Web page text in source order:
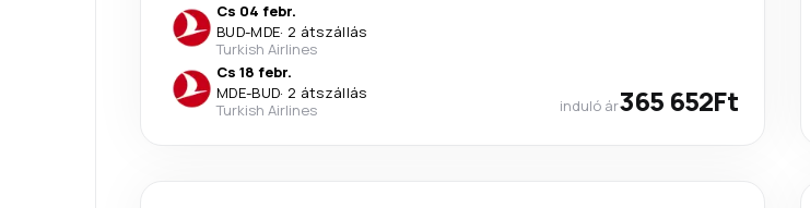
Cs 04 febr.
BUD-MDE· 2 átszállás
Turkish Airlines
Cs 18 febr.
MDE-BUD· 2 átszállás
Turkish Airlines
induló ár365 652Ft